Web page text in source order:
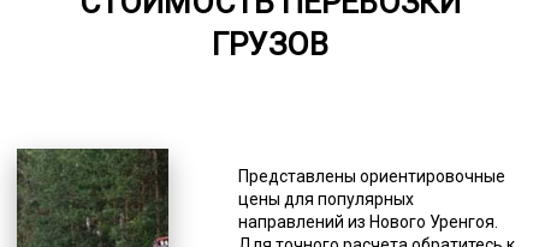
ГРУЗОВ
Представлены ориентировочные
цены для популярных
направлений из Нового Уренгоя.